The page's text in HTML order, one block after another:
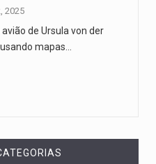
2025
de Ursula von der
mapas…